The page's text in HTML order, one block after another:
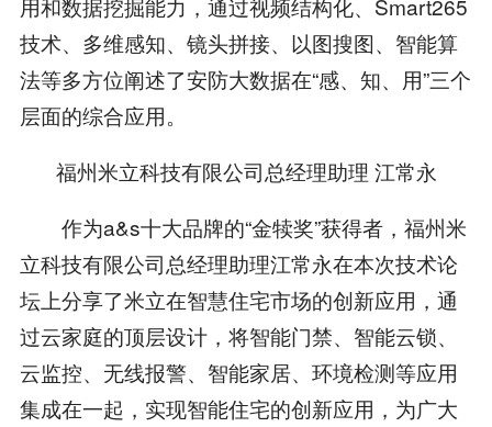
技术、多维感知、镜头拼接、以图搜图、智能算
法等多方位阐述了安防大数据在“感、知、用”三个
层面的综合应用。
福州米立科技有限公司总经理助理 江常永
作为a&s十大品牌的“金犊奖”获得者，福州米
立科技有限公司总经理助理江常永在本次技术论
坛上分享了米立在智慧住宅市场的创新应用，通
过云家庭的顶层设计，将智能门禁、智能云锁、
云监控、无线报警、智能家居、环境检测等应用
集成在一起，实现智能住宅的创新应用，为广大